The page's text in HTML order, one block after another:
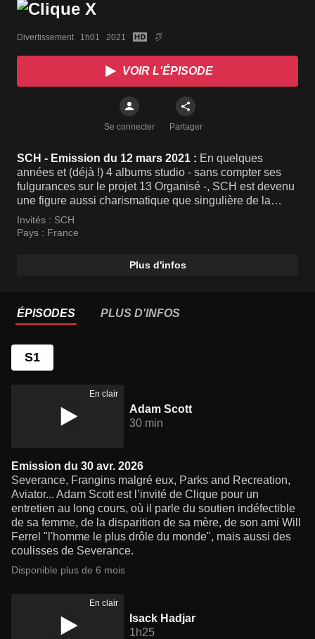
Divertissement   1h01   2021
VOIR L'ÉPISODE
Se connecter Partager
SCH - Emission du 12 mars 2021 : En quelques
années et (déjà !) 4 albums studio - sans compter ses
fulgurances sur le projet 13 Organisé -, SCH est devenu
une figure aussi charismatique que singulière de la
scène rap française. Quelques jours avant la sortie du
second opus de JVLIVS, sa trilogie rap imprégnée
Invités : SCH
Pays : France
Plus d'infos
ÉPISODES PLUS D'INFOS
S1
En clair
Adam Scott
30 min
Emission du 30 avr. 2026
Severance, Frangins malgré eux, Parks and Recreation,
Aviator... Adam Scott est l’invité de Clique pour un
entretien au long cours, où il parle du soutien indéfectible
de sa femme, de la disparition de sa mère, de son ami Will
Ferrel "l'homme le plus drôle du monde", mais aussi des
coulisses de Severance.
Disponible plus de 6 mois
En clair
Isack Hadjar
1h25